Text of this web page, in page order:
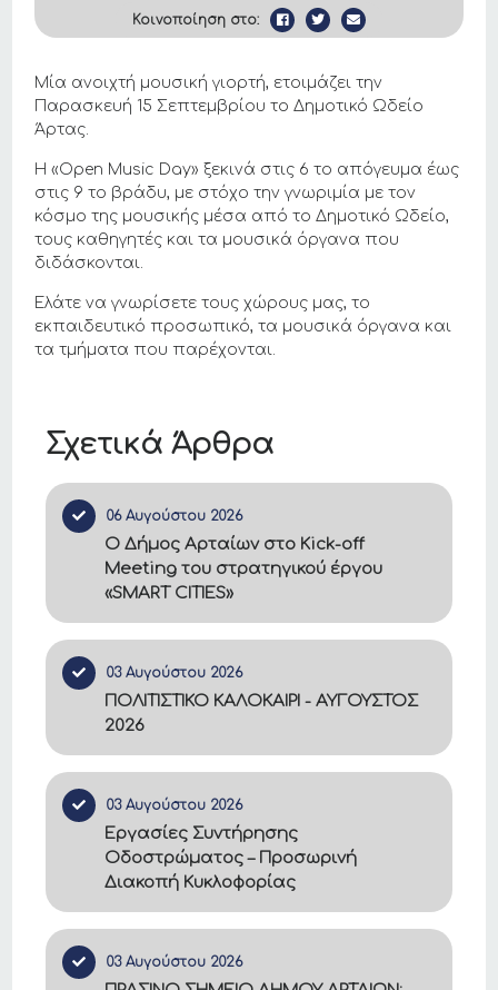
Σχετικά Άρθρα
06 Αυγούστου 2026
Ο Δήμος Αρταίων στο Kick-off
Meeting του στρατηγικού έργου
«SMART CITIES»
03 Αυγούστου 2026
ΠΟΛΙΤΙΣΤΙΚΟ ΚΑΛΟΚΑΙΡΙ - ΑΥΓΟΥΣΤΟΣ
2026
03 Αυγούστου 2026
Εργασίες Συντήρησης
Οδοστρώματος – Προσωρινή
Διακοπή Κυκλοφορίας
03 Αυγούστου 2026
Κοινοποίηση στο:
Μία ανοιχτή μουσική γιορτή, ετοιμάζει την
Παρασκευή 15 Σεπτεμβρίου το Δημοτικό Ωδείο
Άρτας.
Η «Open Music Day» ξεκινά στις 6 το απόγευμα έως
στις 9 το βράδυ, με στόχο την γνωριμία με τον
κόσμο της μουσικής μέσα από το Δημοτικό Ωδείο,
τους καθηγητές και τα μουσικά όργανα που
διδάσκονται.
Ελάτε να γνωρίσετε τους χώρους μας, το
εκπαιδευτικό προσωπικό, τα μουσικά όργανα και
τα τμήματα που παρέχονται.